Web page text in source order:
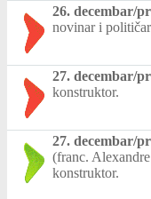
26. decembar/
novinar i
27. decembar/
konstruktor.
27. decembar/
(franc.
konstruktor.